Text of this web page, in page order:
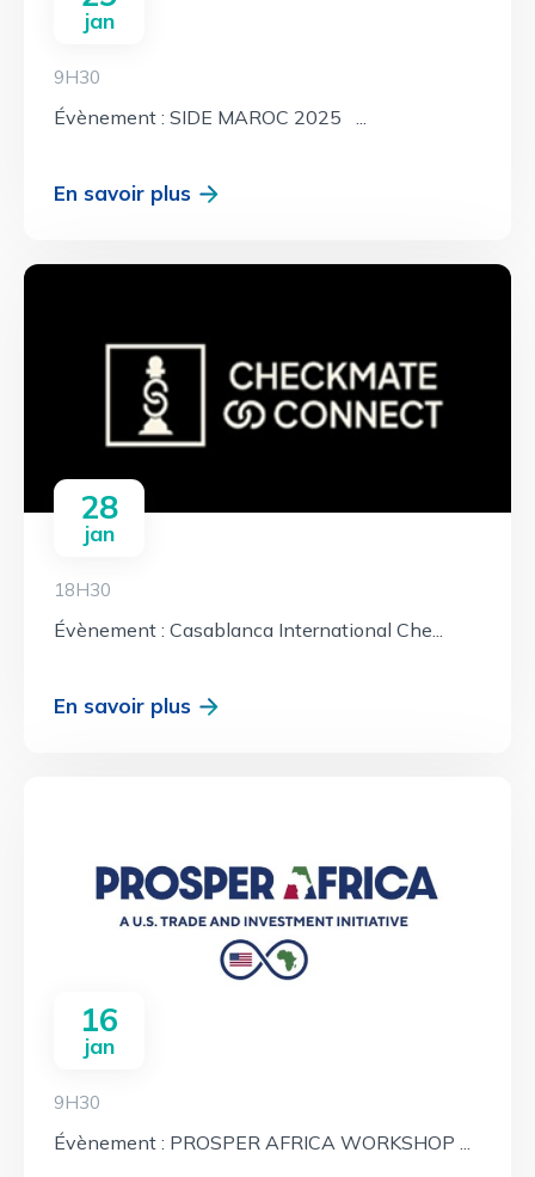
jan
9H30
Évènement : SIDE MAROC 2025 ...
En savoir plus
28
jan
18H30
Évènement : Casablanca International Che...
En savoir plus
16
jan
9H30
Évènement : PROSPER AFRICA WORKSHOP ...